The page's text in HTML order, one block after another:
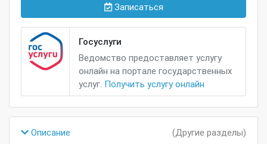
Записаться
Госуслуги
Ведомство предоставляет услугу
онлайн на портале государственных
услуг. Получить услугу онлайн
Описание (Другие разделы)